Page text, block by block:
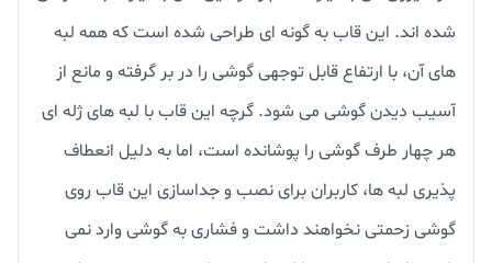
شده اند. این قاب به گونه ای طراحی شده است که همه لبه
های آن، با ارتفاع قابل توجهی گوشی را در بر گرفته و مانع از
آسیب دیدن گوشی می شود. گرچه این قاب با لبه های ژله ای
هر چهار طرف گوشی را پوشانده است، اما به دلیل انعطاف
پذیری لبه ها، کاربران برای نصب و جداسازی این قاب روی
گوشی زحمتی نخواهند داشت و فشاری به گوشی وارد نمی